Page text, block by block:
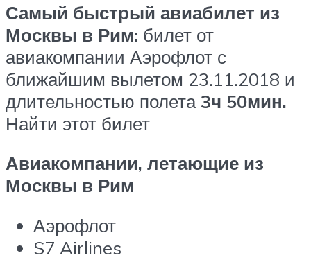
Самый быстрый авиабилет из
Москвы в Рим: билет от
авиакомпании Аэрофлот с
ближайшим вылетом 23.11.2018 и
длительностью полета 3ч 50мин.
Найти этот билет
Авиакомпании, летающие из
Москвы в Рим
Аэрофлот
S7 Airlines